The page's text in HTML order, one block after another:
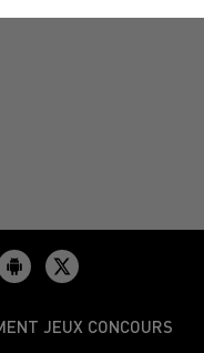
JEUX CONCOURS